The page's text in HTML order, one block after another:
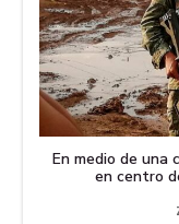
En medio de una
en centro